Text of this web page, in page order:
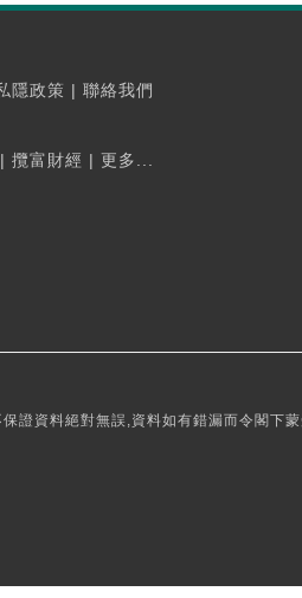
隱政策 | 聯絡我們
| 攬富財經 | 更多...
證資料絕對無誤,資料如有錯漏而令閣下蒙